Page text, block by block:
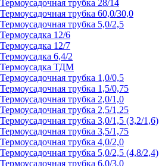
Термоусадочная трубка 28/14
Термоусадочная трубка 60,0/30,0
Термоусадочная трубка 5,0/2,5
Термоусадка 12/6
Термоусадка 12/7
Термоусадка 6,4/2
Термоусадка ТДМ
Термоусадочная трубка 1,0/0,5
Термоусадочная трубка 1,5/0,75
Термоусадочная трубка 2,0/1,0
Термоусадочная трубка 2,5/1,25
Термоусадочная трубка 3,0/1,5 (3,2/1,6)
Термоусадочная трубка 3,5/1,75
Термоусадочная трубка 4,0/2,0
Термоусадочная трубка 5,0/2,5 (4,8/2,4)
Термоусадочная трубка 6,0/3,0